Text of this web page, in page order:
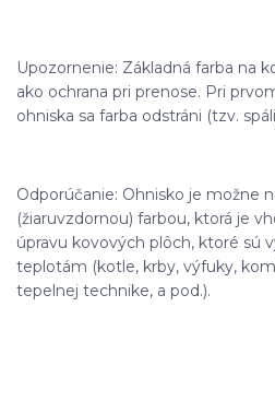
Upozornenie: Základná farba na
ako ochrana pri prenose. Pri
ohniska sa farba odstráni (tzv.
Odporúčanie: Ohnisko je možne
(žiaruvzdornou) farbou, ktorá je
úpravu kovových plôch, ktoré sú
teplotám (kotle, krby, výfuky,
tepelnej technike, a pod.).